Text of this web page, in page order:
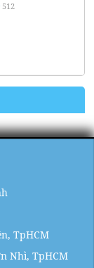
512
TpHCM
Nhì, TpHCM